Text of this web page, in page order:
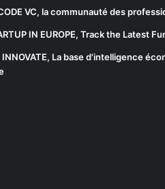
VC, la communauté des
IN EUROPE, Track the Latest
INNOVATE, La base d'intelligence